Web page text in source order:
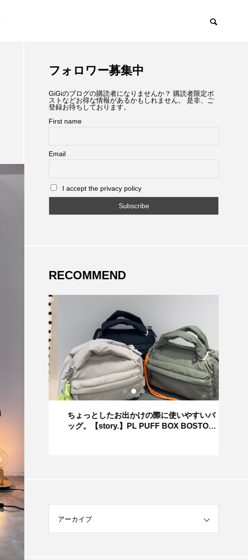
フォロワー募集中
GiGiのブログの購読者になりませんか？ 購読者限定ポ
ストなどお得な情報があるかもしれません。 是非、ご
登録お待ちしております。
First name
Email
I accept the privacy policy
RECOMMEND
ちょっとしたお出かけの際に使いやすいバ
ッグ。【story.】PL PUFF BOX BOSTON
アーカイブ